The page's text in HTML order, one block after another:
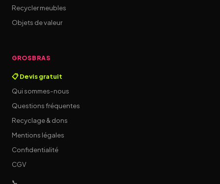
Recycler meubles
Objets de valeur
GROSBRAS
📋 Devis gratuit
Qui sommes-nous
Questions fréquentes
Recyclage & dons
Mentions légales
Confidentialité
CGV
📞